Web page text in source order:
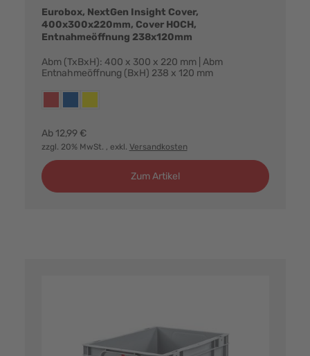
Eurobox, NextGen Insight Cover,
400x300x220mm, Cover HOCH,
Entnahmeöffnung 238x120mm
Abm (TxBxH): 400 x 300 x 220 mm | Abm
Entnahmeöffnung (BxH) 238 x 120 mm
Ab 12,99 €
zzgl. 20% MwSt. , exkl. Versandkosten
Zum Artikel